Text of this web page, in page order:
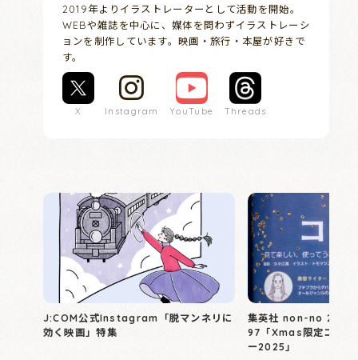
2019年よりイラストレーターとして活動を開始。
WEBや雑誌を中心に、媒体を問わずイラストレーシ
ョンを制作しています。映画・旅行・本屋が好きで
す。
X Instagram YouTube Threads
J:COM公式Instagram「脱マンネリに
効く映画」特集
集英社 non-no 2025
97「Xmas限定コスメ
ー2025」